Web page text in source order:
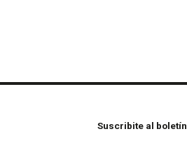
Suscribite al boletín